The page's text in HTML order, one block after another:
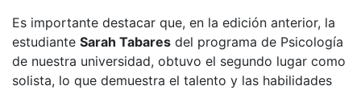
Es importante destacar que, en la edición anterior, la
estudiante Sarah Tabares del programa de Psicología
de nuestra universidad, obtuvo el segundo lugar como
solista, lo que demuestra el talento y las habilidades